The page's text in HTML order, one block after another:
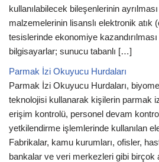
kullanılabilecek bileşenlerinin
malzemelerinin lisanslı elektronik atık
tesislerinde ekonomiye
bilgisayarlar; sunucu tabanlı […]
Parmak İzi Okuyucu Hurdaları
Parmak İzi Okuyucu Hurdaları,
teknolojisi kullanarak kişilerin parmak
erişim kontrolü, personel devam
yetkilendirme işlemlerinde kullanılan
Fabrikalar, kamu kurumları, ofisler,
bankalar ve veri merkezleri gibi birçok